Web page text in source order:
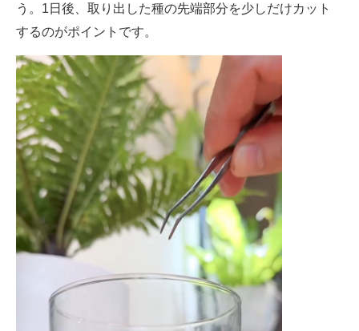
う。1日後、取り出した種の先端部分を少しだけカット
するのがポイントです。